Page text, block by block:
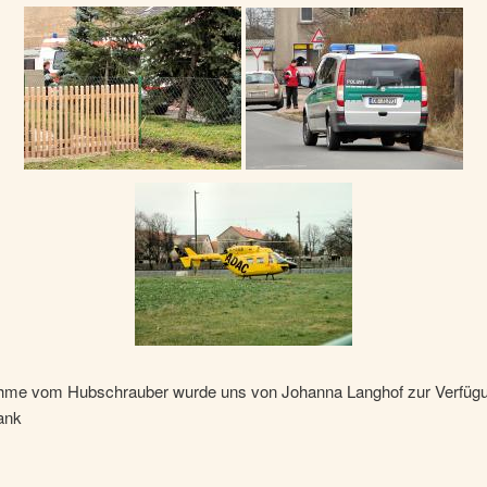
vom Hubschrauber wurde uns von Johanna Langhof zur